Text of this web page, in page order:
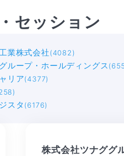
セッション
業株式会社(4082)
ループ・ホールディングス
リア(4377)
スタ(6176)
株式会社ツナググ